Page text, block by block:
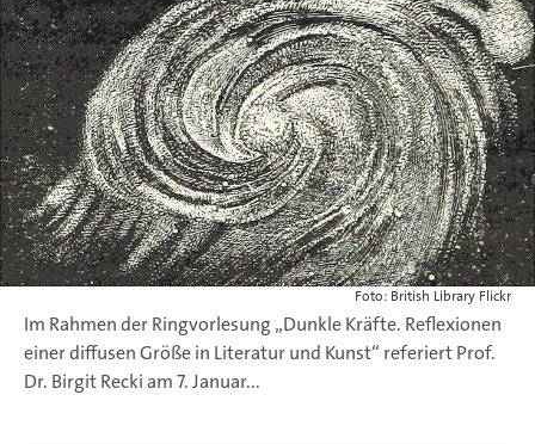
Foto: British Library Flickr
Im Rahmen der Ringvorlesung „Dunkle Kräfte. Reflexionen
einer diffusen Größe in Literatur und Kunst“ referiert Prof.
Dr. Birgit Recki am 7. Januar...